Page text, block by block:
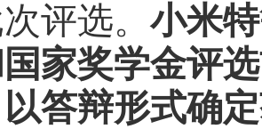
评选。小米
家奖学金评
答辩形式确